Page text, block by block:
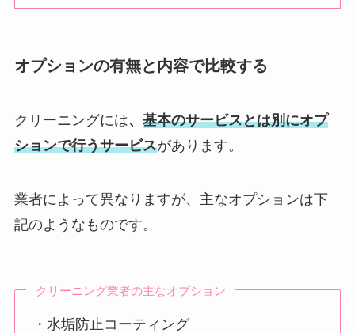
オプションの有無と内容で比較する
クリーニングには、 基本のサービスとは別にオプ
ションで行うサービスがあります。
業者によって異なりますが、主なオプションは下
記のようなものです。
クリーニング業者の主なオプション
・水垢防止コーティング